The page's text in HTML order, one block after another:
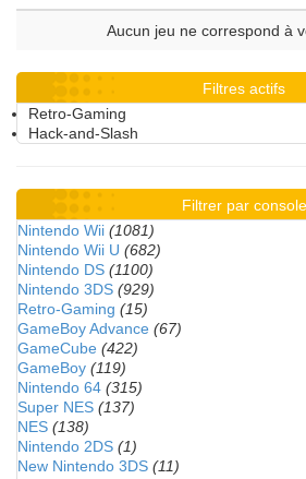
Aucun jeu ne correspond à
Filtres actifs
Retro-Gaming
Hack-and-Slash
Filtrer par console
Nintendo Wii (1081)
Nintendo Wii U (682)
Nintendo DS (1100)
Nintendo 3DS (929)
Retro-Gaming (15)
GameBoy Advance (67)
GameCube (422)
GameBoy (119)
Nintendo 64 (315)
Super NES (137)
NES (138)
Nintendo 2DS (1)
New Nintendo 3DS (11)